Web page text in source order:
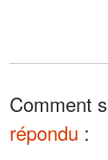
Comment
répondu :